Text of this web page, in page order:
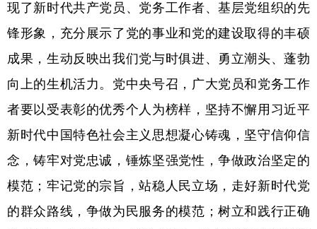
Deutsch Português
现了新时代共产党员、党务工作者、基层党组织的先
锋形象，充分展示了党的事业和党的建设取得的丰硕
成果，生动反映出我们党与时俱进、勇立潮头、蓬勃
向上的生机活力。党中央号召，广大党员和党务工作
者要以受表彰的优秀个人为榜样，坚持不懈用习近平
新时代中国特色社会主义思想凝心铸魂，坚守信仰信
念，铸牢对党忠诚，锤炼坚强党性，争做政治坚定的
模范；牢记党的宗旨，站稳人民立场，走好新时代党
的群众路线，争做为民服务的模范；树立和践行正确